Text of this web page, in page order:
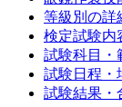
等級別の詳
検定試験内
試験科目・
試験日程・
試験結果・